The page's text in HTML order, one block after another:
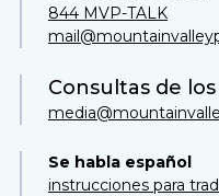
844 MVP-TALK
Consultas de
Se habla español
instrucciones para